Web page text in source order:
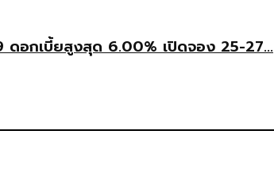
อกเบี้ยสูงสุด 6.00% เปิดจอง 25-27...